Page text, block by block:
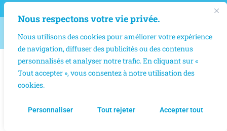
Nous respectons votre vie privée.
Nous utilisons des cookies pour améliorer votre expérience
de navigation, diffuser des publicités ou des contenus
personnalisés et analyser notre trafic. En cliquant sur «
Tout accepter », vous consentez à notre utilisation des
cookies.
Personnaliser Tout rejeter Accepter tout